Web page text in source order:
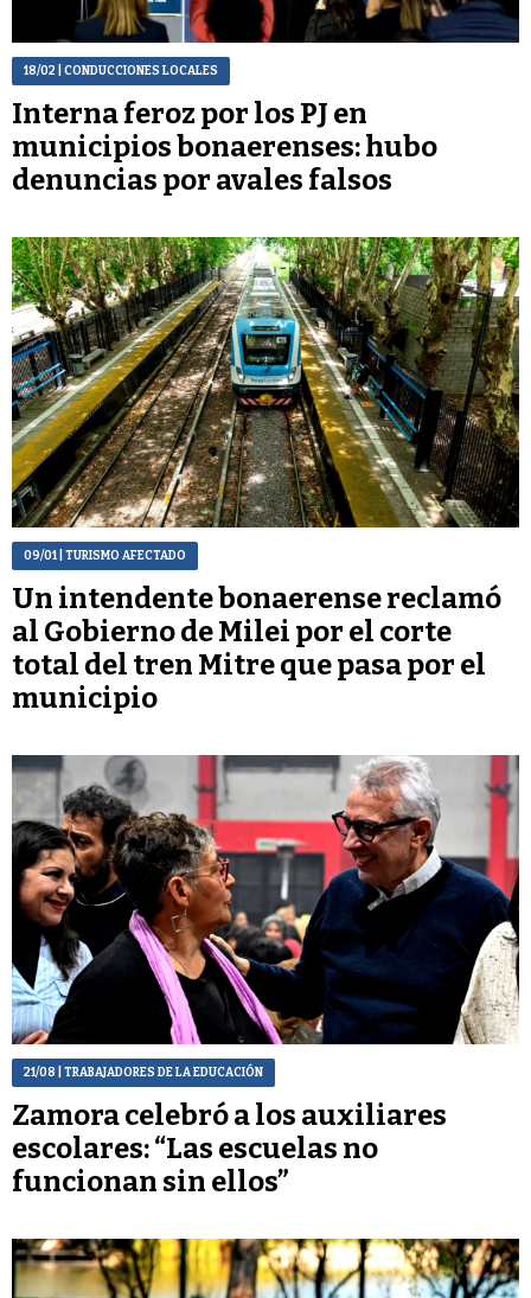
18/02 | CONDUCCIONES LOCALES
Interna feroz por los PJ en
municipios bonaerenses: hubo
denuncias por avales falsos
09/01| TURISMO AFECTADO
Un intendente bonaerense reclamó
al Gobierno de Milei por el corte
total del tren Mitre que pasa por el
municipio
21/08 | TRABAJADORES DE LA EDUCACIÓN
Zamora celebró a los auxiliares
escolares: “Las escuelas no
funcionan sin ellos”